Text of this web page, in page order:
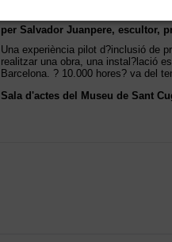
per Salvador Juanpere, escultor,
Una experiència pilot d?inclusió de
realitzar una obra, una instal?lació
Barcelona. ? 10.000 hores? va del
Sala d'actes del Museu de Sant